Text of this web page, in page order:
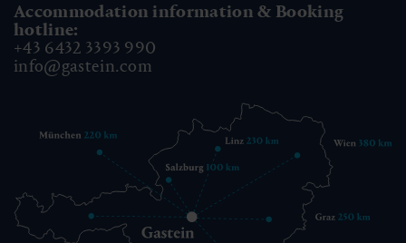
Accommodation information & Booking
hotline:
+43 6432 3393 990
info@gastein.com